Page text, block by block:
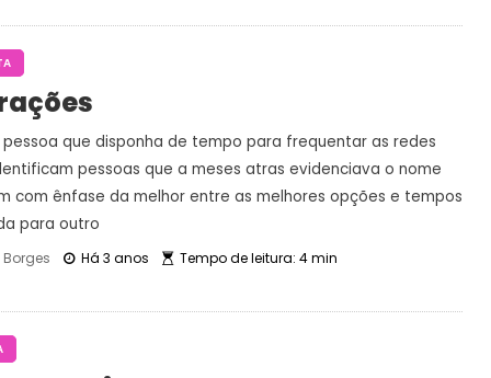
pessoa que disponha de tempo para frequentar as redes
pessoas que a meses atras evidenciava o nome
com ênfase da melhor entre as melhores opções e tempos
para outro
Há 3 anos Tempo de leitura: 4 min